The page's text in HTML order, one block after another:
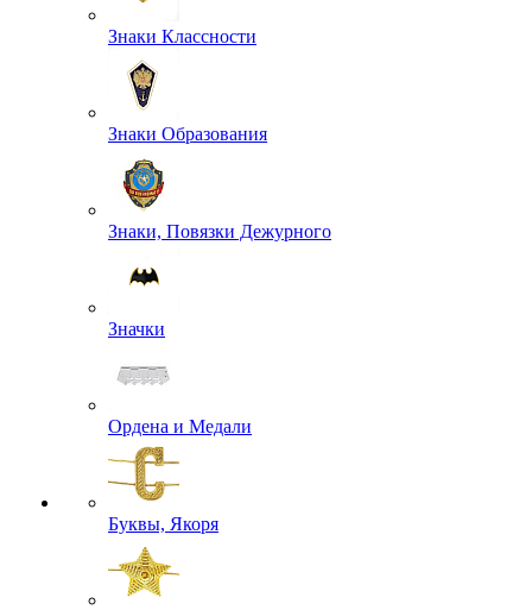
Знаки Классности
Знаки Образования
Знаки, Повязки Дежурного
Значки
Ордена и Медали
Буквы, Якоря